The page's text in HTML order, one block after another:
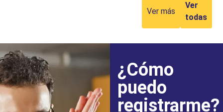
Ver más
Ver
todas
¿Cómo
puedo
registrarme?